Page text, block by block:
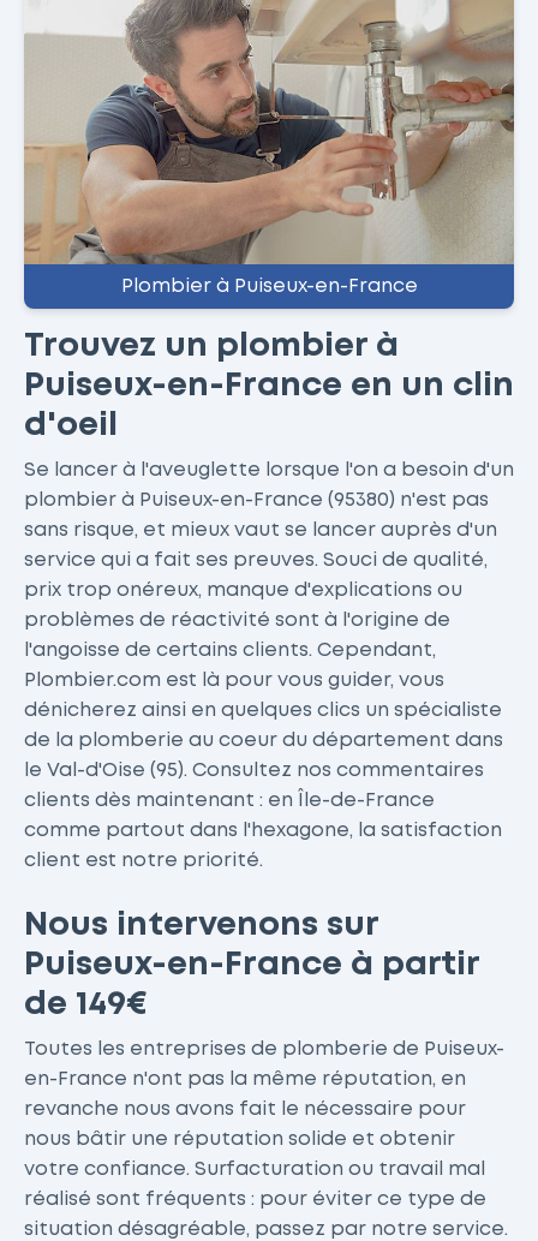
Plombier à Puiseux-en-France
Trouvez un plombier à
Puiseux-en-France en un clin
d'oeil
Se lancer à l'aveuglette lorsque l'on a besoin d'un
plombier à Puiseux-en-France (95380) n'est pas
sans risque, et mieux vaut se lancer auprès d'un
service qui a fait ses preuves. Souci de qualité,
prix trop onéreux, manque d'explications ou
problèmes de réactivité sont à l'origine de
l'angoisse de certains clients. Cependant,
Plombier.com est là pour vous guider, vous
dénicherez ainsi en quelques clics un spécialiste
de la plomberie au coeur du département dans
le Val-d'Oise (95). Consultez nos commentaires
clients dès maintenant : en Île-de-France
comme partout dans l'hexagone, la satisfaction
client est notre priorité.
Nous intervenons sur
Puiseux-en-France à partir
de 149€
Toutes les entreprises de plomberie de Puiseux-
en-France n'ont pas la même réputation, en
revanche nous avons fait le nécessaire pour
nous bâtir une réputation solide et obtenir
votre confiance. Surfacturation ou travail mal
réalisé sont fréquents : pour éviter ce type de
situation désagréable, passez par notre service.